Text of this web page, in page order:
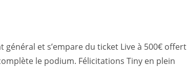
et s’empare du ticket Live à 500€ offert
le podium. Félicitations Tiny en plein